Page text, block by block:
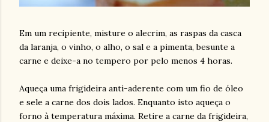
Em um recipiente, misture o alecrim, as raspas da casca
da laranja, o vinho, o alho, o sal e a pimenta, besunte a
carne e deixe-a no tempero por pelo menos 4 horas.
Aqueça uma frigideira anti-aderente com um fio de óleo
e sele a carne dos dois lados. Enquanto isto aqueça o
forno à temperatura máxima. Retire a carne da frigideira,